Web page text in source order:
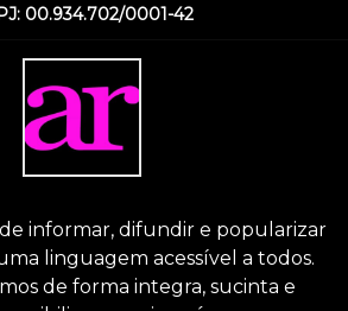
00.934.702/0001-42
de informar, difundir e popularizar
linguagem acessível a todos.
de forma integra, sucinta e